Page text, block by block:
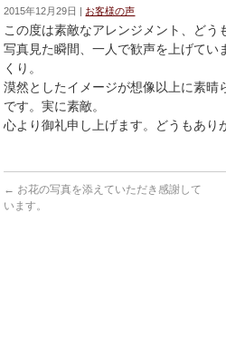
2015年12月29日 お客様の声
この度は素敵なアレンジメント、どう
写真見た瞬間、一人で歓声を上げてい
くり。
漠然としたイメージが想像以上に素晴
です。実に素敵。
心より御礼申し上げます。どうもあり
← お花の写真を添えていただき感謝して
います。